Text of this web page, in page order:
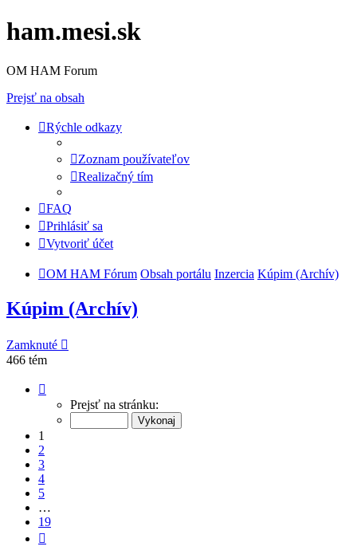
ham.mesi.sk
OM HAM Forum
Prejsť na obsah
Rýchle odkazy
Zoznam používateľov
Realizačný tím
FAQ
Prihlásiť sa
Vytvoriť účet
OM HAM Fórum Obsah portálu Inzercia Kúpim (Archív)
Kúpim (Archív)
Zamknuté
466 tém
Prejsť na stránku:
1
2
3
4
5
…
19